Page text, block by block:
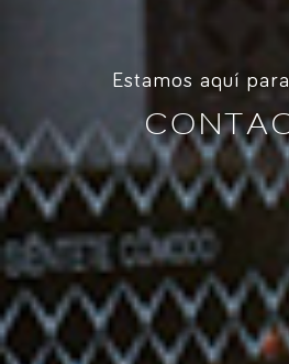
Estamos aquí